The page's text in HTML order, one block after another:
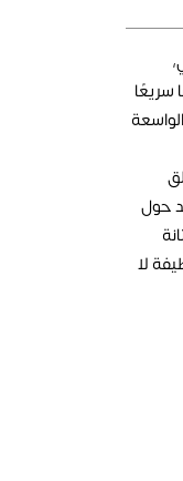
سريعًا
حول
لا